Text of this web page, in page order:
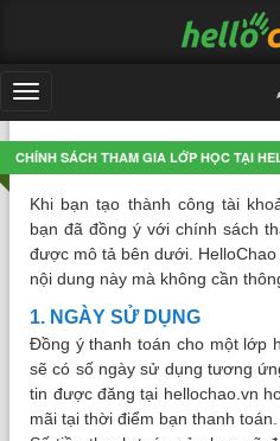
Toggle
navigation
CHÍNH SÁCH THAM GIA LỚP HỌC TẠI
Khi bạn tạo thành công tài
bạn đã đồng ý với chính sách
được mô tả bên dưới.
nội dung này mà không cần
1. NGÀY SỬ DỤNG
Đồng ý thanh toán cho một lớp
sẽ có số ngày sử dụng tương
tin được đăng tại hellochao.vn
mãi tại thời điểm bạn thanh toán.